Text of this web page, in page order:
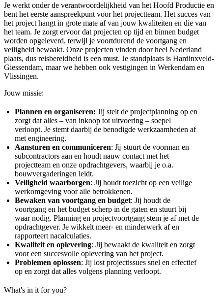
Je werkt onder de verantwoordelijkheid van het Hoofd Productie en
bent het eerste aanspreekpunt voor het projectteam. Het succes van
het project hangt in grote mate af van jouw kwaliteiten en die van
het team. Je zorgt ervoor dat projecten op tijd en binnen budget
worden opgeleverd, terwijl je voortdurend de voortgang en
veiligheid bewaakt. Onze projecten vinden door heel Nederland
plaats, dus reisbereidheid is een must. Je standplaats is Hardinxveld-
Giessendam, maar we hebben ook vestigingen in Werkendam en
Vlissingen.
Jouw missie:
Plannen en organiseren: Jij stelt de projectplanning op en
zorgt dat alles – van inkoop tot uitvoering – soepel
verloopt. Je stemt daarbij de benodigde werkzaamheden af
met engineering.
Aansturen en communiceren: Jij stuurt de voorman en
subcontractors aan en houdt nauw contact met het
projectteam en onze opdrachtgevers, waarbij je o.a.
bouwvergaderingen leidt.
Veiligheid waarborgen: Jij houdt toezicht op een veilige
werkomgeving voor alle betrokkenen.
Bewaken van voortgang en budget: Jij houdt de
voortgang en het budget scherp in de gaten en stuurt bij
waar nodig. Planning en projectvoortgang stem je af met de
opdrachtgever. Je wikkelt meer- en minderwerk af en
rapporteert nacalculaties.
Kwaliteit en oplevering: Jij bewaakt de kwaliteit en zorgt
voor een succesvolle oplevering van het project.
Problemen oplossen: Jij lost projectissues snel en effectief
op en zorgt dat alles volgens planning verloopt.
What's in it for you?